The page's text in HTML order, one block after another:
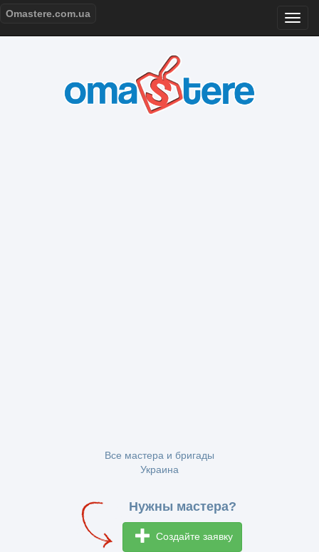
Omastere.com.ua
Все мастера и бригады
Украина
Нужны мастера?
Создайте заявку